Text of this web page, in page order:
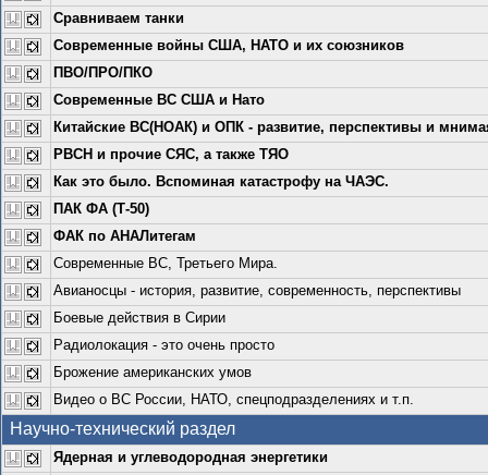
Сравниваем танки
Современные войны США, НАТО и их союзников
ПВО/ПРО/ПКО
Современные ВС США и Нато
Китайские ВС(НОАК) и ОПК - развитие, перспективы и
РВСН и прочие СЯС, а также ТЯО
Как это было. Вспоминая катастрофу на ЧАЭС.
ПАК ФА (Т-50)
ФАК по АНАЛитегам
Современные ВС, Третьего Мира.
Авианосцы - история, развитие, современность, перспективы
Боевые действия в Сирии
Радиолокация - это очень просто
Брожение американских умов
Видео о ВС России, НАТО, спецподразделениях и т.п.
Научно-технический раздел
Ядерная и углеводородная энергетики